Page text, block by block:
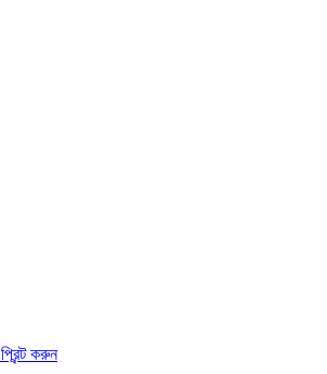
প্রিন্ট করুন